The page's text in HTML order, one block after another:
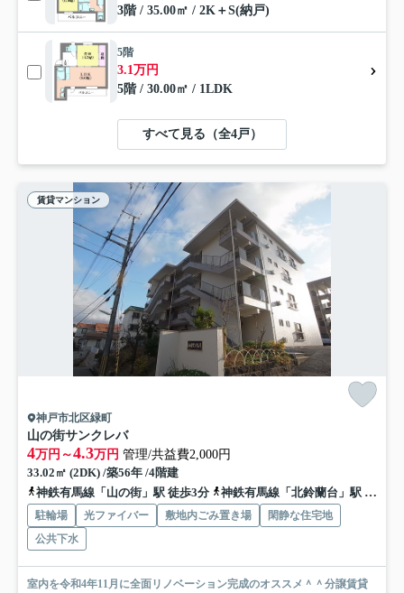
3階 / 35.00㎡ / 2K＋S(納戸)
5階
3.1万円
5階 / 30.00㎡ / 1LDK
すべて見る（全4戸）
賃貸マンション
神戸市北区緑町
山の街サンクレバ
4万円～4.3万円 管理/共益費2,000円
33.02㎡ (2DK) /築56年 /4階建
神鉄有馬線「山の街」駅 徒歩3分
神鉄有馬線「北鈴蘭台」駅 徒歩12分
駐輪場 光ファイバー 敷地内ごみ置き場
閑静な住宅地
公共下水
室内を令和4年11月に全面リノベーション完成のオススメ＾＾分譲賃貸